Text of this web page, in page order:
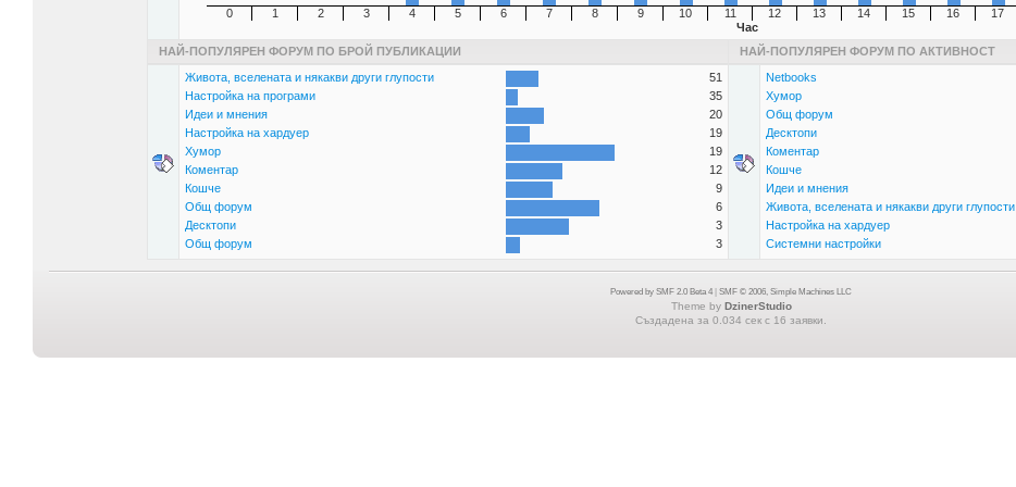
0 1 2 3 4 5 6 7 8 9 10 11 12 13 14 15 16 17
Час
НАЙ-ПОПУЛЯРЕН ФОРУМ ПО БРОЙ ПУБЛИКАЦИИ
НАЙ-ПОПУЛЯРЕН ФОРУМ ПО АКТИВНОСТ
Живота, вселената и някакви други глупости
51
Настройка на програми
35
Идеи и мнения
20
Настройка на хардуер
19
Хумор
19
Коментар
12
Кошче
9
Общ форум
6
Десктопи
3
Общ форум
3
Netbooks
Хумор
Общ форум
Десктопи
Коментар
Кошче
Идеи и мнения
Живота, вселената и някакви други глупости
Настройка на хардуер
Системни настройки
Powered by SMF 2.0 Beta 4 SMF © 2006, Simple Machines LLC
Theme by DzinerStudio
Създадена за 0.034 сек с 16 заявки.